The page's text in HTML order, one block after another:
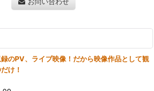
のPV、ライブ映像！だから映像作品として観
け！